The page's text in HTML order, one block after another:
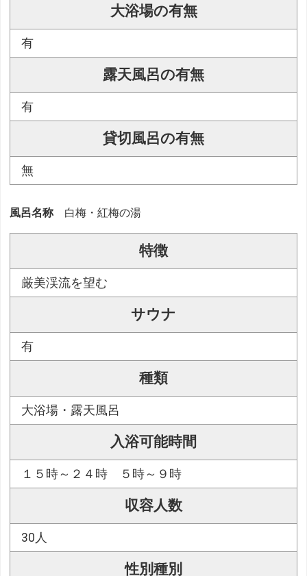
大浴場の有無
有
露天風呂の有無
有
貸切風呂の有無
無
風呂名称 白梅・紅梅の湯
特徴
厳美渓流を望む
サウナ
有
種類
大浴場・露天風呂
入浴可能時間
１５時～２４時 ５時～９時
収容人数
30人
性別種別